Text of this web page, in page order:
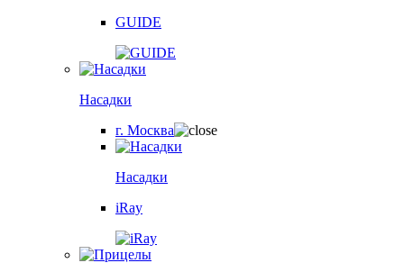
GUIDE
Насадки
г. Москва
Насадки
iRay